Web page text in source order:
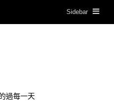
Sidebar
快樂的過每一天